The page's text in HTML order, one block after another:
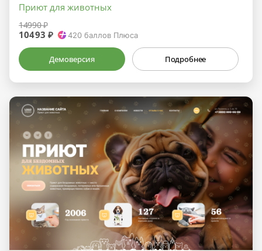
Приют для животных
14990 ₽
10493 ₽ 420 баллов Плюса
Демоверсия Подробнее